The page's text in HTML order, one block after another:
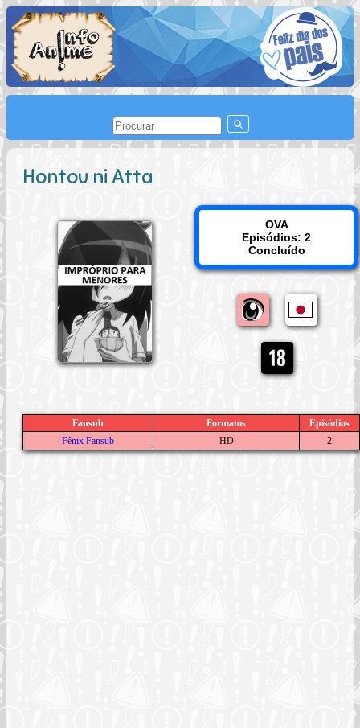
Hontou ni Atta
OVA
Episódios: 2
Concluído
Fansub Formatos
Episódios
Fênix Fansub
HD 2